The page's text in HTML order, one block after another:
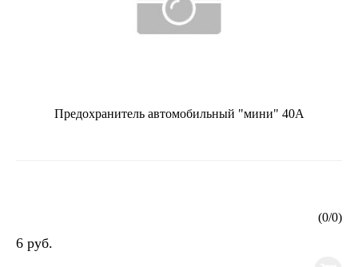
Предохранитель автомобильный "мини" 40А
(0/0)
6 руб.